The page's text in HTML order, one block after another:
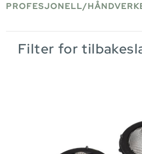
PROFESJONELL/
Filter for